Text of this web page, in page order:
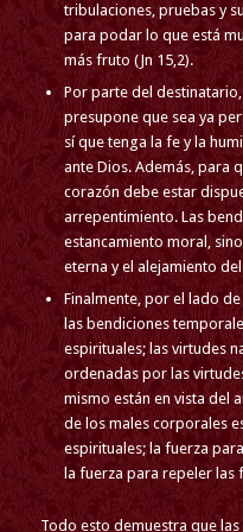
tribulaciones, pruebas y
para podar lo que está
más fruto (Jn 15,2).
Por parte del
presupone que sea ya
sí que tenga la fe y la
ante Dios. Además, para
corazón debe estar
arrepentimiento. Las
estancamiento moral,
eterna y el alejamiento
Finalmente, por el lado
las bendiciones
espirituales; las virtudes
ordenadas por las
mismo están en vista del
de los males corporales
espirituales; la fuerza
la fuerza para repeler las
Todo esto demuestra que